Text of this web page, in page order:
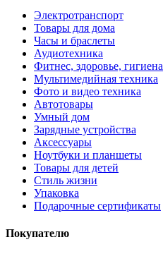
Электротранспорт
Товары для дома
Часы и браслеты
Аудиотехника
Фитнес, здоровье, гигиена
Мультимедийная техника
Фото и видео техника
Автотовары
Умный дом
Зарядные устройства
Аксессуары
Ноутбуки и планшеты
Товары для детей
Стиль жизни
Упаковка
Подарочные сертификаты
Покупателю